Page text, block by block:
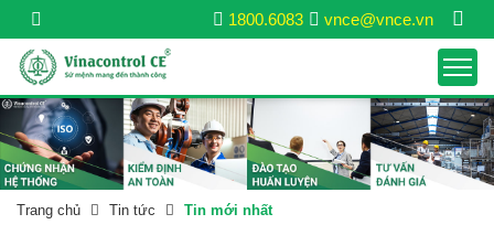
vnce@vnce.vn
1800.6083
Trang chủ Tin tức Tin mới nhất